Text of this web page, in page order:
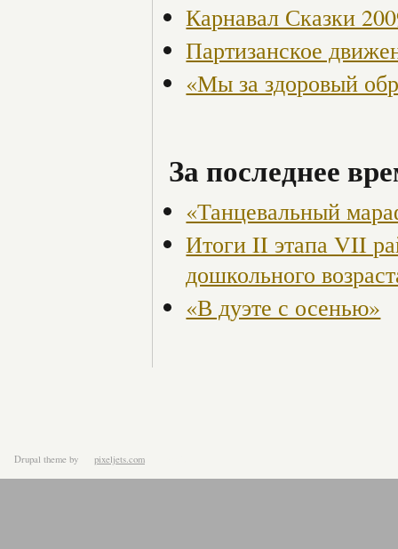
Карнавал Сказки
Партизанское
«Мы за здоровый
За последнее
«Танцевальный
Итоги II этапа VII
дошкольного
«В дуэте с осенью»
Drupal theme by pixeljets.com